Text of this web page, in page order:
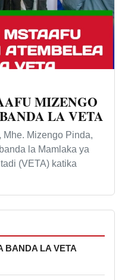
MIZENGO
LA VETA
Mhe. Mizengo Pinda,
la Mamlaka ya
(VETA) katika
BANDA LA VETA